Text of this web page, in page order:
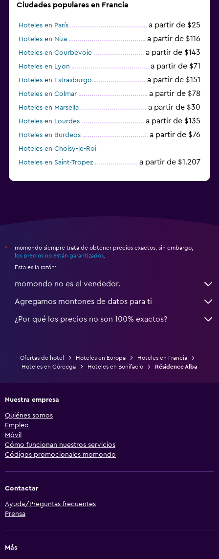
Ciudades populares en Francia
Hoteles en París a partir de $25
Hoteles en Niza a partir de $116
Hoteles en Courbevoie a partir de $143
Hoteles en Lyon a partir de $71
Hoteles en Estrasburgo a partir de $151
Hoteles en Colmar a partir de $78
Hoteles en Marsella a partir de $30
Hoteles en Lourdes a partir de $135
Hoteles en Burdeos a partir de $76
Hoteles en Choisy-le-Roi
Hoteles en Saint-Tropez
a partir de $1.207
*
momondo siempre trata de obtener precios exactos, sin embargo,
los precios no están garantizados
Esta es la razón:
momondo no es el vendedor.
Agregamos montones de datos para ti
¿Por qué los precios no son 100% exactos?
Ofertas de hotel Hoteles en Europa
Hoteles en Francia
Hoteles en Córcega
Hoteles en Bonifacio Résidence Alba
Nuestra empresa
Quiénes somos
Empleo
Móvil
Cómo funcionan nuestros servicios
Códigos promocionales momondo
Contactar
Ayuda/Preguntas frecuentes
Prensa
Más